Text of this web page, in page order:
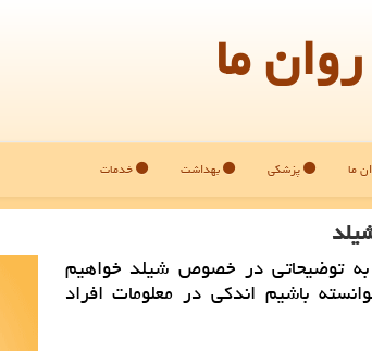
روان ما
ما پزشکی بهداشت خدمات
به توضیحاتی در خصوص شیلد خواهیم
باشیم اندكی در معلومات افراد